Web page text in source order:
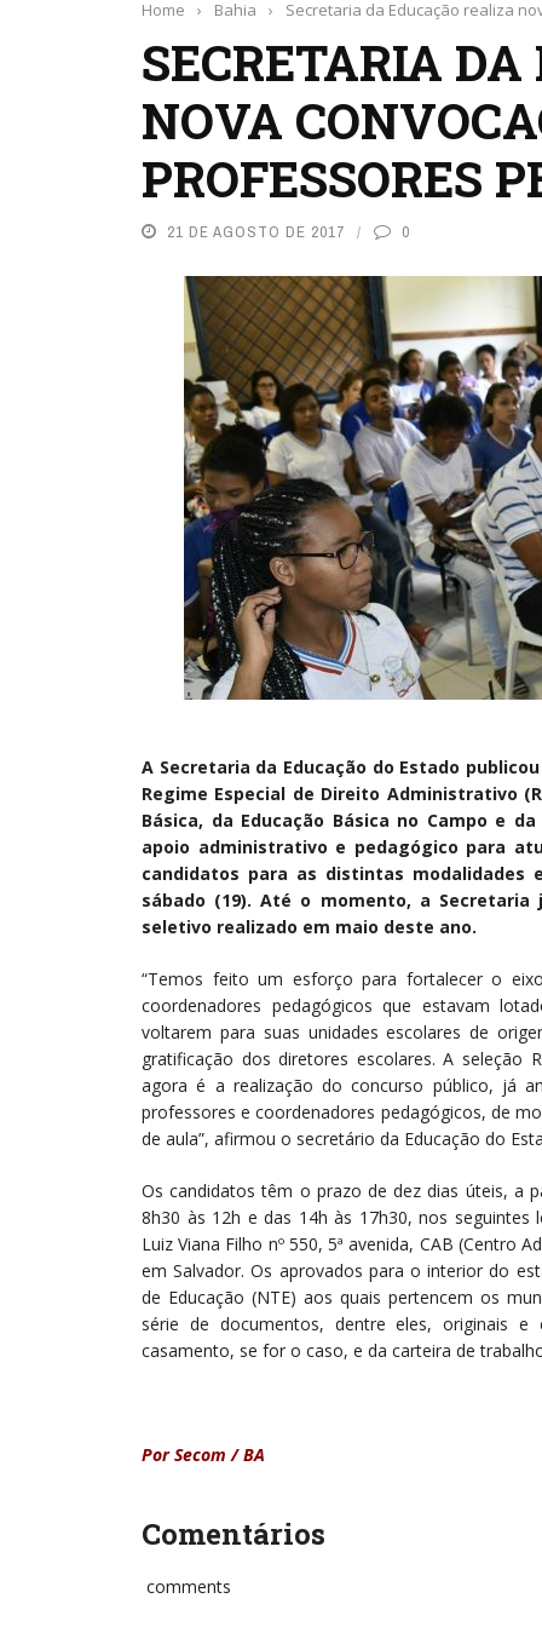
Home › Bahia › Secretaria da Educação realiza
SECRETARIA
NOVA
PROFESSORES
21 DE AGOSTO DE 2017 0
A Secretaria da Educação do Estado
Regime Especial de Direito Administrativo
Básica, da Educação Básica no Campo e
apoio administrativo e pedagógico para
candidatos para as distintas
sábado (19). Até o momento, a Secretaria
seletivo realizado em maio deste ano.
“Temos feito um esforço para fortalecer o
coordenadores pedagógicos que estavam
voltarem para suas unidades escolares de
gratificação dos diretores escolares. A seleção
agora é a realização do concurso público, já
professores e coordenadores pedagógicos, de
de aula”, afirmou o secretário da Educação do
Os candidatos têm o prazo de dez dias úteis, a
8h30 às 12h e das 14h às 17h30, nos seguintes
Luiz Viana Filho nº 550, 5ª avenida, CAB (Centro
em Salvador. Os aprovados para o interior do
de Educação (NTE) aos quais pertencem os
série de documentos, dentre eles, originais
casamento, se for o caso, e da carteira de
Por Secom / BA
Comentários
comments